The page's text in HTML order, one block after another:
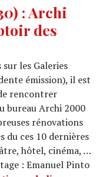
: Archi
des
les Galeries
émission), il est
rencontrer
bureau Archi 2000
rénovations
du ces 10 dernières
hôtel, cinéma, …
: Emanuel Pinto